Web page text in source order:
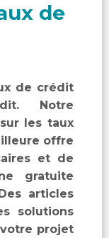
de
de crédit
Notre
les taux
offre
et de
gratuite
articles
solutions
projet